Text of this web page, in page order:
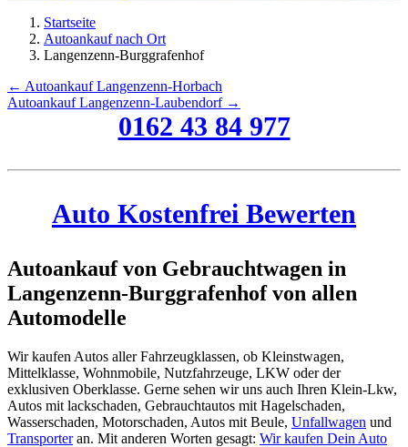
Startseite
Autoankauf nach Ort
Langenzenn-Burggrafenhof
← Autoankauf Langenzenn-Horbach
Autoankauf Langenzenn-Laubendorf →
0162 43 84 977
Auto Kostenfrei Bewerten
Autoankauf von Gebrauchtwagen in
Langenzenn-Burggrafenhof von allen
Automodelle
Wir kaufen Autos aller Fahrzeugklassen, ob Kleinstwagen,
Mittelklasse, Wohnmobile, Nutzfahrzeuge, LKW oder der
exklusiven Oberklasse. Gerne sehen wir uns auch Ihren Klein-Lkw,
Autos mit lackschaden, Gebrauchtautos mit Hagelschaden,
Wasserschaden, Motorschaden, Autos mit Beule, Unfallwagen und
Transporteran. Mit anderen Worten gesagt: Wir kaufen Dein Auto